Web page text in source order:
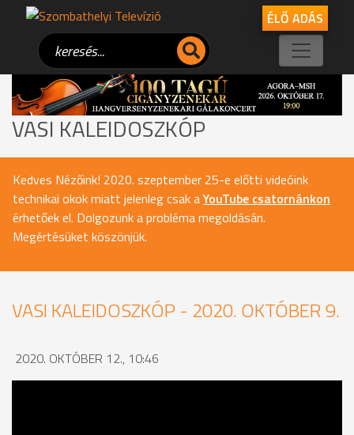
ÉLŐ ADÁS
VASI KALEIDOSZKÓP
Kedves Nézőink! 2020. szeptember 25-e előtti videóink
technikai okok miatt jelenleg csak aYouTube csatornánkon
érhetőek el. Dolgozunk a probléma megoldásán.
Megértésüket köszönjük.
VASI KALEIDOSZKÓP - 2020. OKTÓBER 9.
2020. OKTÓBER 12., 10:46